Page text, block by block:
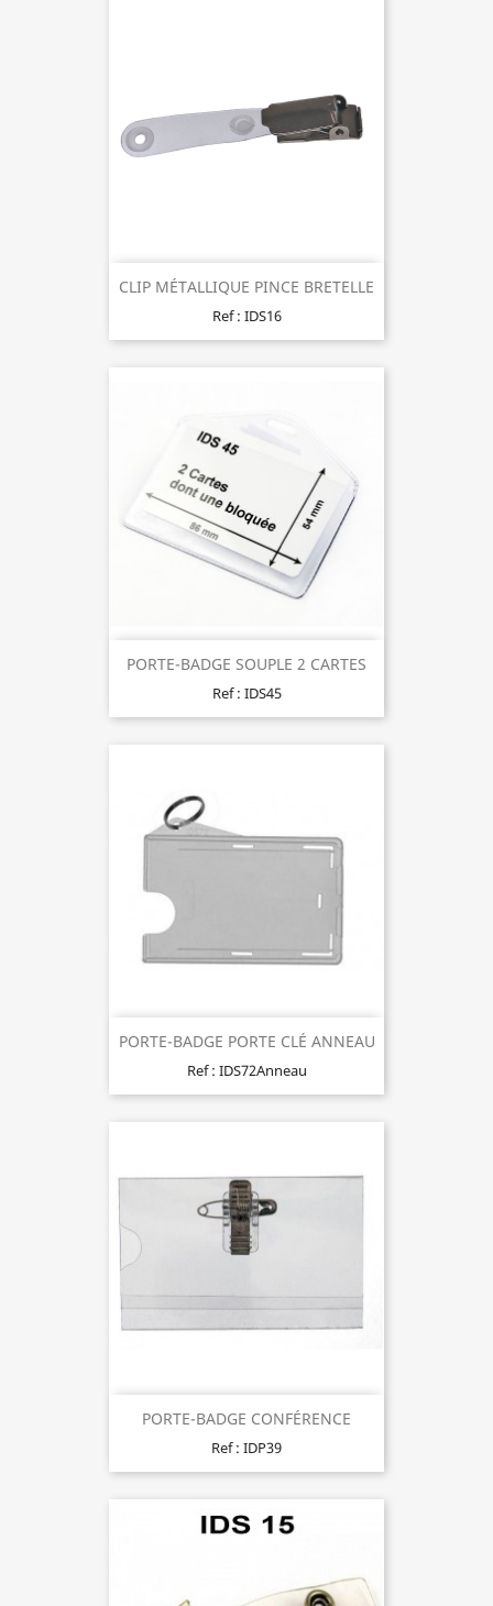
CLIP MÉTALLIQUE PINCE BRETELLE
Ref : IDS16
PORTE-BADGE SOUPLE 2 CARTES
Ref : IDS45
PORTE-BADGE PORTE CLÉ ANNEAU
Ref : IDS72Anneau
PORTE-BADGE CONFÉRENCE
Ref : IDP39